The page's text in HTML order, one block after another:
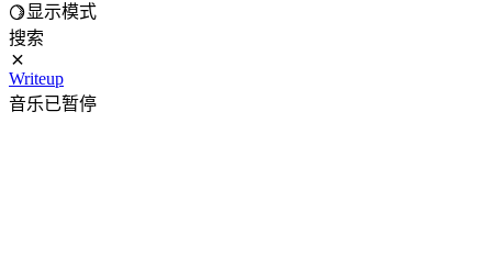
显示模式
搜索
Writeup
音乐已暂停